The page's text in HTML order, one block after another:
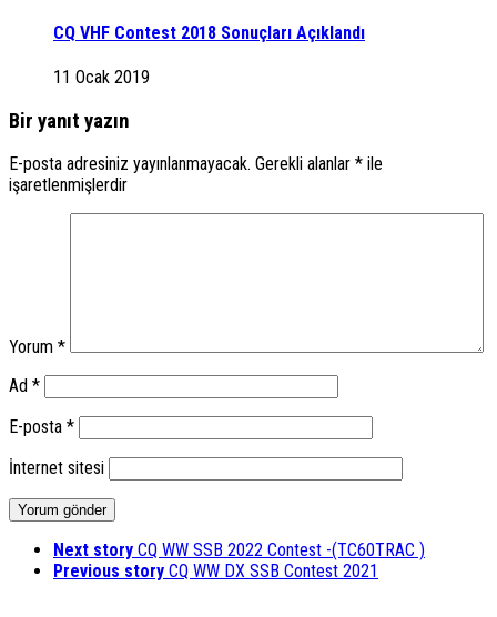
CQ VHF Contest 2018 Sonuçları Açıklandı
11 Ocak 2019
Bir yanıt yazın
E-posta adresiniz yayınlanmayacak. Gerekli alanlar * ile
işaretlenmişlerdir
Yorum *
Ad *
E-posta *
İnternet sitesi
Next story CQ WW SSB 2022 Contest -(TC60TRAC )
Previous story CQ WW DX SSB Contest 2021